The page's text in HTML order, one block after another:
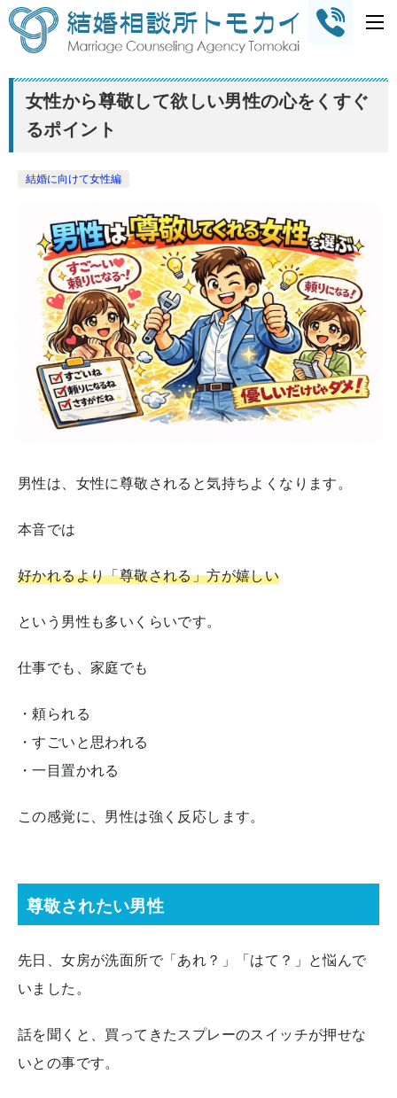
女性から尊敬して欲しい男性の心をくすぐ
るポイント
結婚に向けて女性編
男性は、女性に尊敬されると気持ちよくなります。
本音では
好かれるより「尊敬される」方が嬉しい
という男性も多いくらいです。
仕事でも、家庭でも
・頼られる
・すごいと思われる
・一目置かれる
この感覚に、男性は強く反応します。
尊敬されたい男性
先日、女房が洗面所で「あれ？」「はて？」と悩んで
いました。
話を聞くと、買ってきたスプレーのスイッチが押せな
いとの事です。